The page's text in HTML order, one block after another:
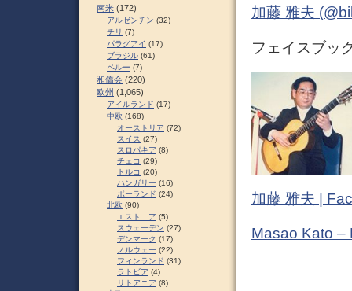
加藤 雅夫
フェイスブッ
加藤 雅夫 |
Masao Kato –
南米 (172)
アルゼンチン (32)
チリ (7)
パラグアイ (17)
ブラジル (61)
ペルー (7)
和僑会 (220)
欧州 (1,065)
アイルランド (17)
中欧 (168)
オーストリア (72)
スイス (27)
スロパキア (8)
チェコ (29)
トルコ (20)
ハンガリー (16)
ポーランド (24)
北欧 (90)
エストニア (5)
スウェーデン (27)
デンマーク (17)
ノルウェー (22)
フィンランド (31)
ラトビア (4)
リトアニア (8)